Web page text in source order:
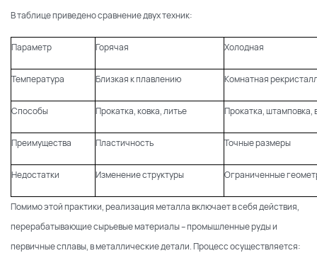
В таблице приведено сравнение двух техник:
Параметр Горячая Холодная
Температура Близкая к плавлению Комнатная
Способы Прокатка, ковка, литье Прокатка, штамповка,
Преимущества Пластичность Точные размеры
Недостатки Изменение структуры Ограниченные
Помимо этой практики, реализация металла включает в себя действия,
перерабатывающие сырьевые материалы – промышленные руды и
первичные сплавы, в металлические детали. Процесс осуществляется: